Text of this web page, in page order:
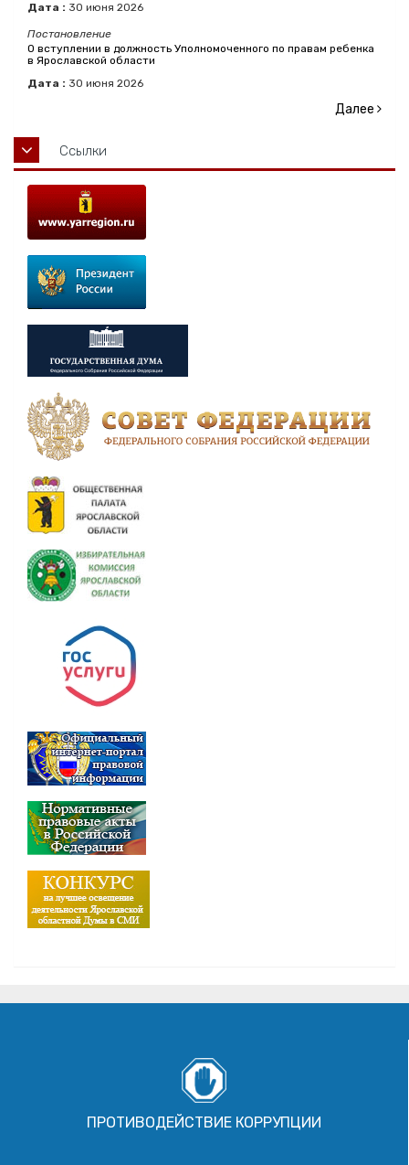
Дата : 30 июня 2026
Постановление
О вступлении в должность Уполномоченного по правам ребенка
в Ярославской области
Дата : 30 июня 2026
Далее
Ссылки
ПРОТИВОДЕЙСТВИЕ КОРРУПЦИИ